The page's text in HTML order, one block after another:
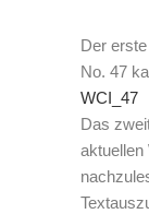
Der
No. 47
WCI_47
Das
aktuellen